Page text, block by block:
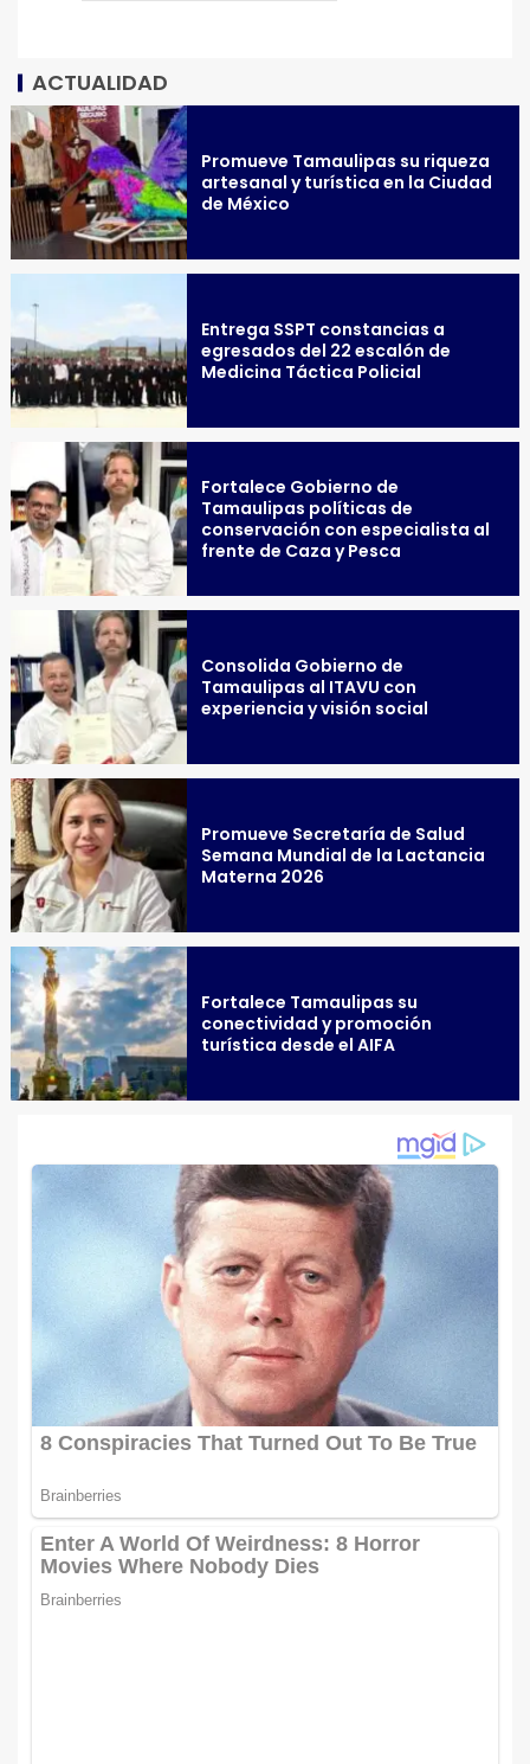
ACTUALIDAD
Promueve Tamaulipas su riqueza
artesanal y turística en la Ciudad
de México
Entrega SSPT constancias a
egresados del 22 escalón de
Medicina Táctica Policial
Fortalece Gobierno de
Tamaulipas políticas de
conservación con especialista al
frente de Caza y Pesca
Consolida Gobierno de
Tamaulipas al ITAVU con
experiencia y visión social
Promueve Secretaría de Salud
Semana Mundial de la Lactancia
Materna 2026
Fortalece Tamaulipas su
conectividad y promoción
turística desde el AIFA